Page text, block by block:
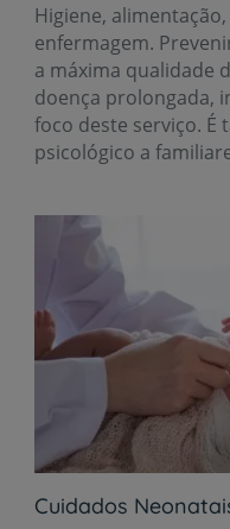
Higiene,
enfermagem.
a máxima qualidade
doença prolongada,
foco deste serviço.
psicológico a
Cuidados